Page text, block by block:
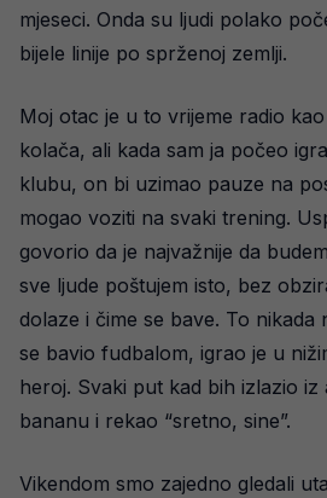
mjeseci. Onda su ljudi polako
bijele linije po sprženoj zemlji.
Moj otac je u to vrijeme radio
kolača, ali kada sam ja počeo
klubu, on bi uzimao pauze na
mogao voziti na svaki trening.
govorio da je najvažnije da
sve ljude poštujem isto, bez
dolaze i čime se bave. To nikada
se bavio fudbalom, igrao je u
heroj. Svaki put kad bih izlazio iz
bananu i rekao “sretno, sine”.
Vikendom smo zajedno gledali